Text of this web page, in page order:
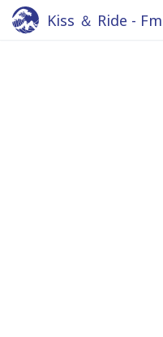
Kiss ＆ Ride -